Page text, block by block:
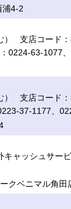
浦4-2
） 支店コード
0224-63-1077
） 支店コード
37-1177、
キャッシュサー
クベニマル角田